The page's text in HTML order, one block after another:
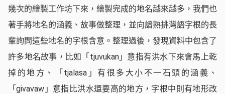
幾次的繪製工作坊下來，繪製完成的地名越來越多，我們也
著手將地名的涵義、故事做整理，並向諳熟排灣語字根的長
輩詢問這些地名的字根含意。整理過後，發現資料中包含了
許多地名故事，比如「tjuvukan」意指有洪水下來會馬上乾
掉的地方、「tjalasa」有很多大小不一石頭的涵義、
「givavaw」意指比洪水還要高的地方，字根中則有地形改